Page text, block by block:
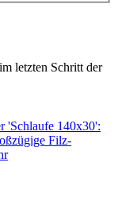
letzten Schritt der
'Schlaufe 140x30':
Filz-